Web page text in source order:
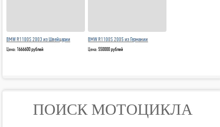
BMW R1100S 2003 из Швейцарии
Цена: 1666600 рублей
BMW R1100S 2005 из Германии
Цена:550000 рублей
ПОИСК МОТОЦИКЛА